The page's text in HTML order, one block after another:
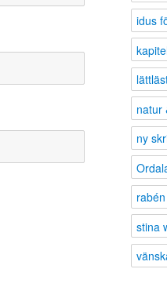
idus
natur
ny
stina